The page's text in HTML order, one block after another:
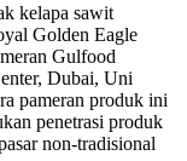
kelapa sawit
Golden Eagle
Gulfood
Dubai, Uni
pameran produk ini
penetrasi produk
non-tradisional